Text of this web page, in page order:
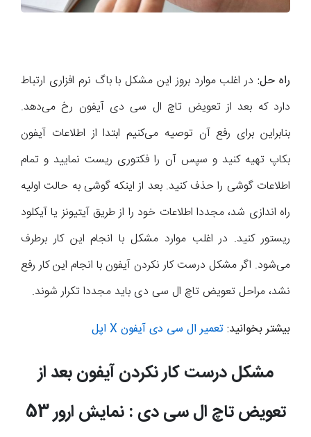
راه حل: در اغلب موارد بروز این مشکل با باگ نرم افزاری ارتباط
دارد که بعد از تعویض تاچ ال سی دی آیفون رخ می‌دهد.
بنابراین برای رفع آن توصیه می‌کنیم ابتدا از اطلاعات آیفون
بکاپ تهیه کنید و سپس آن را فکتوری ریست نمایید و تمام
اطلاعات گوشی را حذف کنید. بعد از اینکه گوشی به حالت اولیه
راه اندازی شد، مجددا اطلاعات خود را از طریق آیتیونز یا آیکلود
ریستور کنید. در اغلب موارد مشکل با انجام این کار برطرف
می‌شود. اگر مشکل درست کار نکردن آیفون با انجام این کار رفع
نشد، مراحل تعویض تاچ ال سی دی باید مجددا تکرار شوند.
بیشتر بخوانید:تعمیر ال سی دی آیفون X اپل
مشکل درست کار نکردن آیفون بعد از
تعویض تاچ ال سی دی : نمایش ارور 53